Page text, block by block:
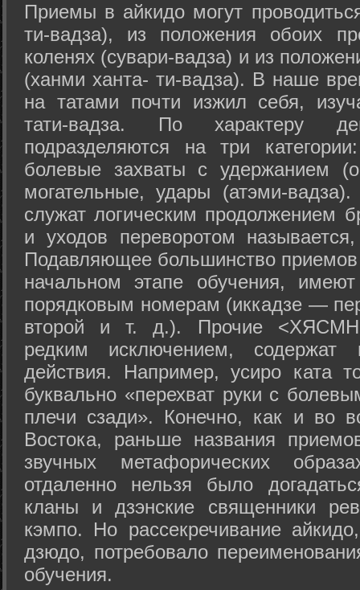
Приемы в айкидо могут
ти-вадза), из положения обоих
коленях (сувари-вадза) и из
(ханми ханта- ти-вадза). В наше
на татами почти изжил себя,
тати-вадза. По характеру
подразделяются на три
болевые захваты с удержанием
могательные, удары (атэми-
служат логическим продолжением
и уходов переворотом
Подавляющее большинство
начальном этапе обучения,
порядковым номерам (иккадзе —
второй и т. д.). Прочие
редким исключением, содержат
действия. Например, усиро ката
буквально «перехват руки с
плечи сзади». Конечно, как и во
Востока, раньше названия
звучных метафорических
отдаленно нельзя было
кланы и дзэнские священники
кэмпо. Но рассекречивание
дзюдо, потребовало
обучения.